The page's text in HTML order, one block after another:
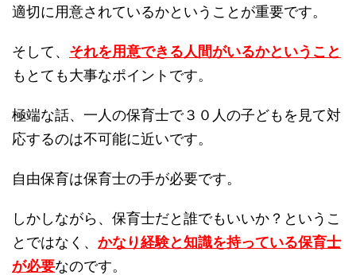
適切に用意されているかということが重要です。
そして、 それを用意できる人間がいるかということ
もとても大事なポイントです。
極端な話、一人の保育士で３０人の子どもを見て対
応するのは不可能に近いです。
自由保育は保育士の手が必要です。
しかしながら、保育士だと誰でもいいか？というこ
とではなく、 かなり経験と知識を持っている保育士
が必要なのです。